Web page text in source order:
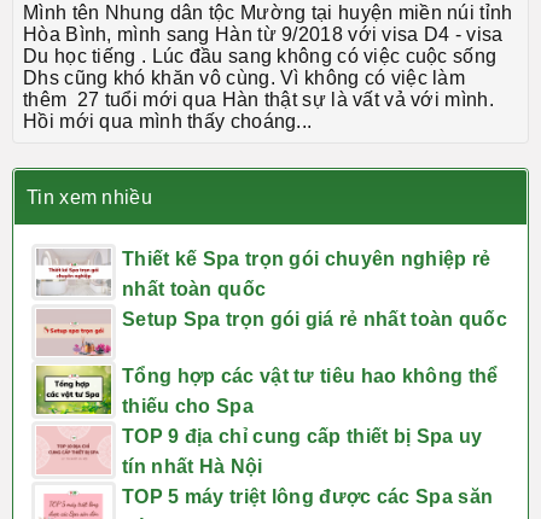
Mình tên Nhung dân tộc Mường tại huyện miền núi tỉnh
Hòa Bình, mình sang Hàn từ 9/2018 với visa D4 - visa
Du học tiếng . Lúc đầu sang không có việc cuộc sống
Dhs cũng khó khăn vô cùng. Vì không có việc làm
thêm 27 tuổi mới qua Hàn thật sự là vất vả với mình.
Hồi mới qua mình thấy choáng...
Tin xem nhiều
Thiết kế Spa trọn gói chuyên nghiệp rẻ
nhất toàn quốc
Setup Spa trọn gói giá rẻ nhất toàn quốc
Tổng hợp các vật tư tiêu hao không thể
thiếu cho Spa
TOP 9 địa chỉ cung cấp thiết bị Spa uy
tín nhất Hà Nội
TOP 5 máy triệt lông được các Spa săn